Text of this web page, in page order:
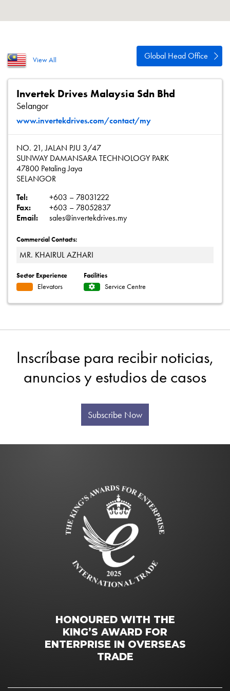
View All Global Head Office
Invertek Drives Malaysia Sdn Bhd
Selangor
www.invertekdrives.com/contact/my
NO. 21, JALAN PJU 3/47
SUNWAY DAMANSARA TECHNOLOGY PARK
47800 Petaling Jaya
SELANGOR
Tel:
+603 – 78031222
Fax:
+603 – 78052837
Email:
sales@invertekdrives.my
Commercial Contacts:
MR. KHAIRUL AZHARI
Sector Experience
Elevators
Facilities
Service Centre
Inscríbase para recibir noticias,
anuncios y estudios de casos
Subscribe Now
HONOURED WITH THE
KING’S AWARD FOR
ENTERPRISE IN OVERSEAS
TRADE
Mapa del sitio
iSource Acceso